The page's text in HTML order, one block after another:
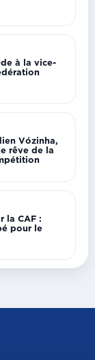
à la vice-
Vózinha,
rêve de la
la CAF :
pour le